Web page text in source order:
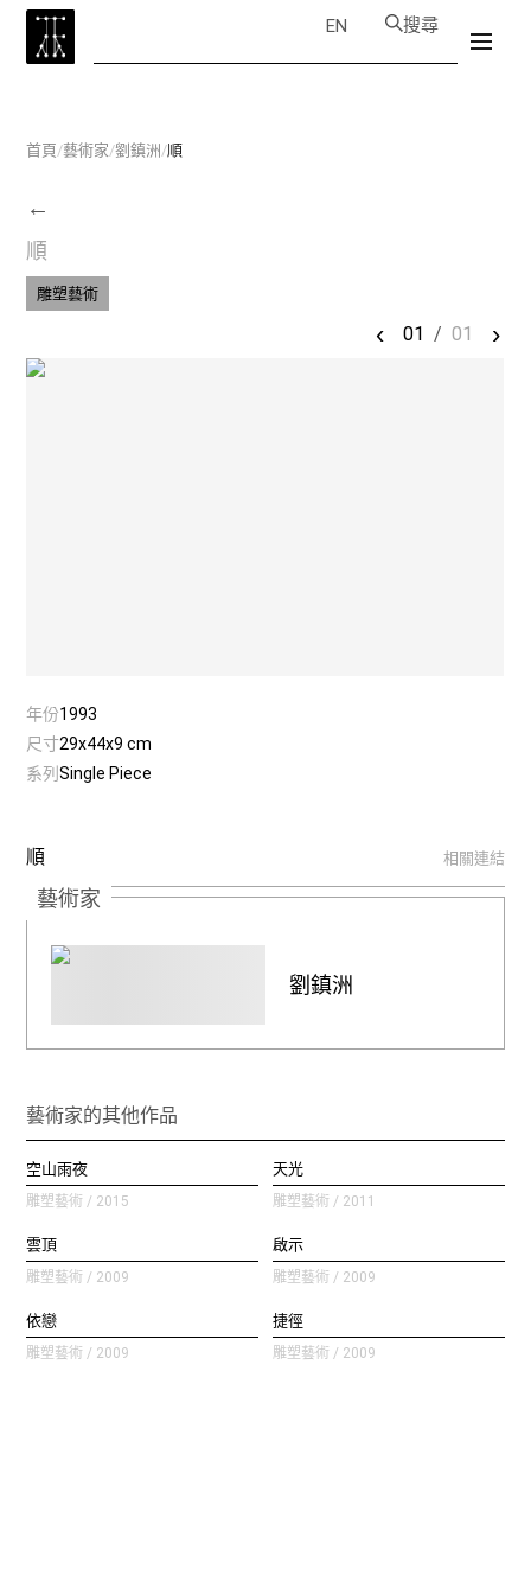
EN 搜尋
首頁/藝術家/劉鎮洲/順
←
順
雕塑藝術
‹ 01 / 01 ›
年份1993
尺寸29x44x9 cm
系列Single Piece
順 相關連結
藝術家
劉鎮洲
藝術家的其他作品
空山雨夜
雕塑藝術 / 2015
天光
雕塑藝術 / 2011
雲頂
雕塑藝術 / 2009
啟示
雕塑藝術 / 2009
依戀
雕塑藝術 / 2009
捷徑
雕塑藝術 / 2009